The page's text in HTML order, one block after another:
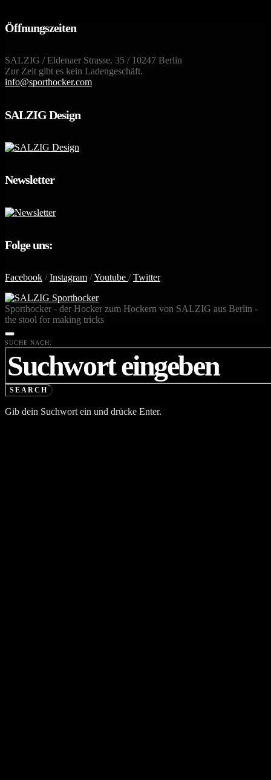
Öffnungszeiten
SALZIG / Eldenaer Strasse. 35 / 10247 Berlin
Zur Zeit gibt es kein Ladengeschäft.
info@sporthocker.com
SALZIG Design
Newsletter
Folge uns:
Facebook /Instagram /Youtube /Twitter
Sporthocker - der Hocker zum Hockern von SALZIG aus Berlin -
the stool for making tricks
SUCHE NACH:
SEARCH
Gib dein Suchwort ein und drücke Enter.